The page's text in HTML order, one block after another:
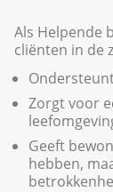
Als Helpende
cliënten in de
Zorgt voor
Geeft
hebben,